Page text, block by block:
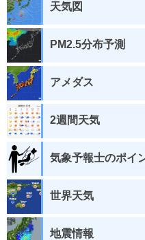
天気図
PM2.5分布予測
アメダス
2週間天気
気象予報士のポイ
世界天気
地震情報